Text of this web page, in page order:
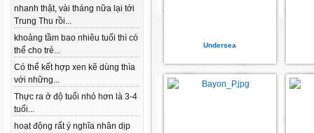
nhanh thật, vài tháng nữa lại tới
Trung Thu rồi...
khoảng tầm bao nhiêu tuổi thì có
thể cho trẻ...
Có thể kết hợp xen kẽ dùng thìa
với những...
Thực ra ở độ tuổi nhỏ hơn là 3-4
tuổi...
hoạt động rất ý nghĩa nhân dịp
Undersea